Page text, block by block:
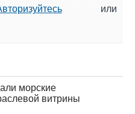
или
морские
витрины